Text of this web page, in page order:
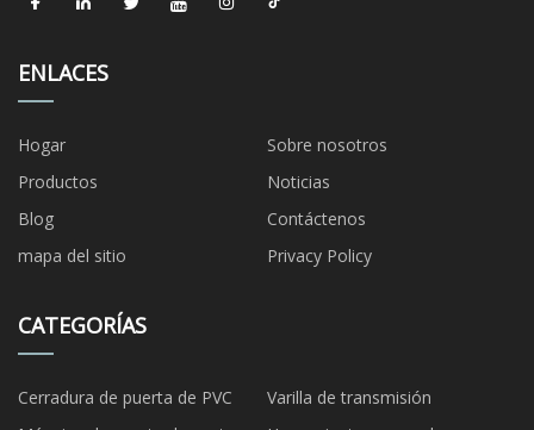
ENLACES
Hogar
Sobre nosotros
Productos
Noticias
Blog
Contáctenos
mapa del sitio
Privacy Policy
CATEGORÍAS
Cerradura de puerta de PVC
Varilla de transmisión